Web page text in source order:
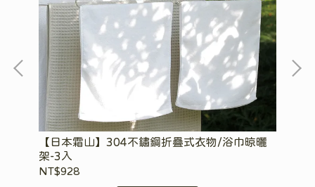
【日本霜山】304不鏽鋼折疊式衣物/浴巾晾曬
架-3入
NT$928